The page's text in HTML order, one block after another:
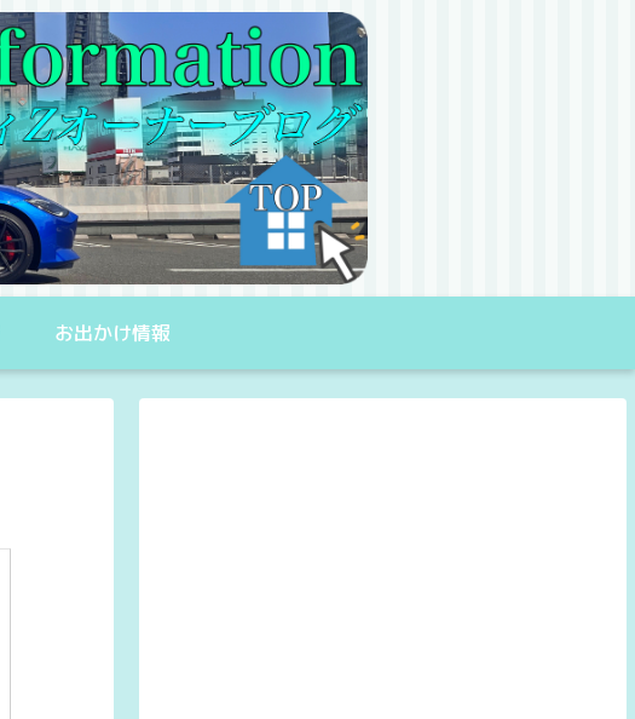
お出かけ情報